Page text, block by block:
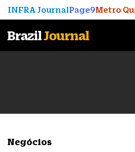
INFRA JournalPage9Metro
BrazilJournal
Negócios